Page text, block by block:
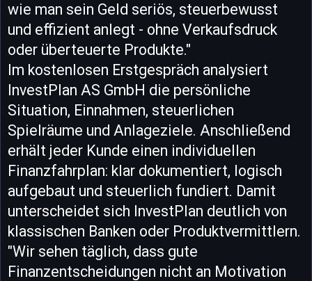
wie man sein Geld seriös, steuerbewusst
und effizient anlegt - ohne Verkaufsdruck
oder überteuerte Produkte."
Im kostenlosen Erstgespräch analysiert
InvestPlan AS GmbH die persönliche
Situation, Einnahmen, steuerlichen
Spielräume und Anlageziele. Anschließend
erhält jeder Kunde einen individuellen
Finanzfahrplan: klar dokumentiert, logisch
aufgebaut und steuerlich fundiert. Damit
unterscheidet sich InvestPlan deutlich von
klassischen Banken oder Produktvermittlern.
"Wir sehen täglich, dass gute
Finanzentscheidungen nicht an Motivation